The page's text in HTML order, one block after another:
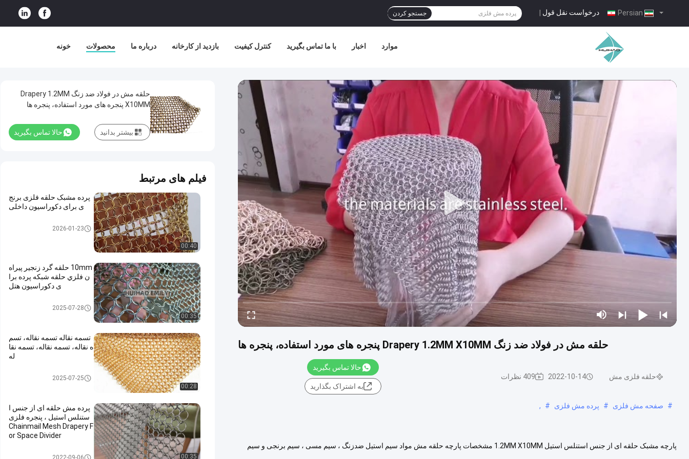
درخواست نقل قول جستجو کردن
خونه محصولات درباره ما بازدید از کارخانه کنترل کیفیت با ما تماس بگیرید اخبار موارد
حلقه مش در فولاد ضد زنگ Drapery 1.2MM X10MM پنجره های مورد استفاده، پنجره ها
حلقه فلزی مش 2022-10-14 409 نظرات
حالا تماس بگیرید
به اشتراک بگذارید
# صفحه مش فلزی # پرده مش فلزی #
,
پارچه مشبک حلقه ای از جنس استنلس استیل 1.2MM X10MM مشخصات پارچه حلقه مش مواد سیم استیل ضدزنگ ، سیم مسی ، سیم برنجی و سیم
حلقه مش در فولاد ضد زنگ Drapery 1.2MM
X10MM پنجره های مورد استفاده، پنجره ها
حالا تماس بگیرید بیشتر بدانید
فیلم های مرتبط
00:40
پرده مشبک حلقه فلزی برنج
ی برای دکوراسیون داخلی
2026-01-23
00:35
10mm حلقه گرد زنجير پيراه
ن فلزي حلقه شبكه پرده برا
ی دکوراسیون هتل
فلز مش پارچه فروشی2025-07-28
00:28
تسمه نقاله تسمه نقاله، تسم
ه نقاله، تسمه نقاله، تسمه نقا
له
فلز مش پارچه فروشی2025-07-25
00:35
پرده مش حلقه ای از جنس ا
ستنلس استیل ، پنجره فلزی
Chainmail Mesh Drapery F
or Space Divider
2022-09-06